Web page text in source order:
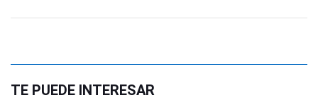
TE PUEDE INTERESAR